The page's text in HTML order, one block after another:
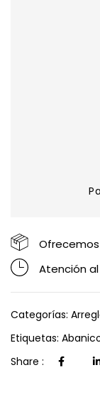
Atención
Categorías:
Etiquetas:
Share :